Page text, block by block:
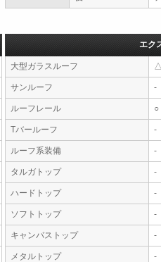
エク
大型ガラスルーフ
サンルーフ -
ルーフレール ○
Tバールーフ -
ルーフ系装備 -
タルガトップ -
ハードトップ -
ソフトトップ -
キャンバストップ -
メタルトップ -